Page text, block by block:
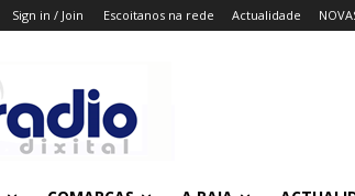
Sign in / Join Escoitanos na rede Actualidade